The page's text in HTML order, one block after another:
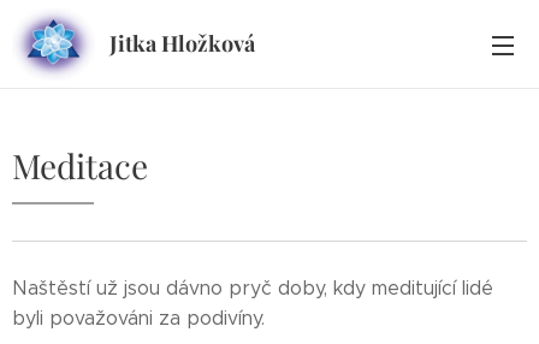
Jitka Hložková
Meditace
Naštěstí už jsou dávno pryč doby, kdy meditující lidé
byli považováni za podivíny.